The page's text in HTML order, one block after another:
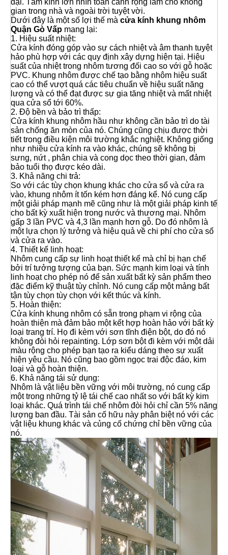
đại. Tấm kính lớn nhìn toàn cảnh rộng làm cho không
gian trong nhà và ngoài trời tuyệt vời.
Dưới đây là một số lợi thế mà cửa kính khung nhôm
Quận Gò Vấp mang lại:
1. Hiệu suất nhiệt:
Cửa kính đóng góp vào sự cách nhiệt và âm thanh tuyệt
hảo phù hợp với các quy định xây dựng hiện tại. Hiệu
suất của nhiệt trong nhôm tương đối cao so với gỗ hoặc
PVC. Khung nhôm được chế tạo bằng nhôm hiệu suất
cao có thể vượt quá các tiêu chuẩn về hiệu suất năng
lượng và có thể đạt được sự gia tăng nhiệt và mất nhiệt
qua cửa sổ tới 60%.
2. Độ bền và bảo trì thấp:
Cửa kính khung nhôm hầu như không cần bảo trì do tài
sản chống ăn mòn của nó. Chúng cũng chịu được thời
tiết trong điều kiện môi trường khắc nghiệt. Không giống
như nhiều cửa kính ra vào khác, chúng sẽ không bị
sưng, nứt , phân chia và cong dọc theo thời gian, đảm
bảo tuổi thọ được kéo dài.
3. Khả năng chi trả:
So với các tùy chọn khung khác cho cửa sổ và cửa ra
vào, khung nhôm ít tốn kém hơn đáng kể. Nó cung cấp
một giải pháp mạnh mẽ cũng như là một giải pháp kinh tế
cho bất kỳ xuất hiện trong nước và thương mại. Nhôm
gấp 3 lần PVC và 4,3 lần mạnh hơn gỗ. Do đó nhôm là
một lựa chọn lý tưởng và hiệu quả về chi phí cho cửa sổ
và cửa ra vào.
4. Thiết kế linh hoạt:
Nhôm cung cấp sự linh hoạt thiết kế mà chỉ bị hạn chế
bởi trí tưởng tượng của bạn. Sức mạnh kim loại và tính
linh hoạt cho phép nó để sản xuất bất kỳ sản phẩm theo
đặc điểm kỹ thuật tùy chỉnh. Nó cung cấp một mảng bất
tận tùy chọn tùy chọn với kết thúc và kính.
5. Hoàn thiện:
Cửa kính khung nhôm có sẵn trong phạm vi rộng của
hoàn thiện mà đảm bảo một kết hợp hoàn hảo với bất kỳ
loại trang trí. Họ đi kèm với sơn tĩnh điện bột, do đó nó
không đòi hỏi repainting. Lớp sơn bột đi kèm với một dải
màu rộng cho phép bạn tạo ra kiểu dáng theo sự xuất
hiện yêu cầu. Nó cũng bao gồm ngọc trai độc đáo, kim
loại và gỗ hoàn thiện.
6. Khả năng tái sử dụng:
Nhôm là vật liệu bền vững với môi trường, nó cung cấp
một trong những tỷ lệ tái chế cao nhất so với bất kỳ kim
loại khác. Quá trình tái chế nhôm đòi hỏi chỉ cần 5% năng
lượng ban đầu. Tài sản cố hữu này phân biệt nó với các
vật liệu khung khác và củng cố chứng chỉ bền vững của
nó.